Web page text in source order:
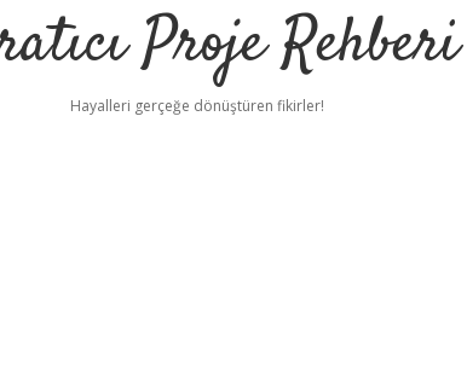
Proje Rehberi
Hayalleri gerçeğe dönüştüren fikirler!